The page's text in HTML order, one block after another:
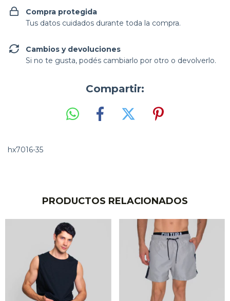
Compra protegida
Tus datos cuidados durante toda la compra.
Cambios y devoluciones
Si no te gusta, podés cambiarlo por otro o devolverlo.
Compartir:
hx7016-35
PRODUCTOS RELACIONADOS